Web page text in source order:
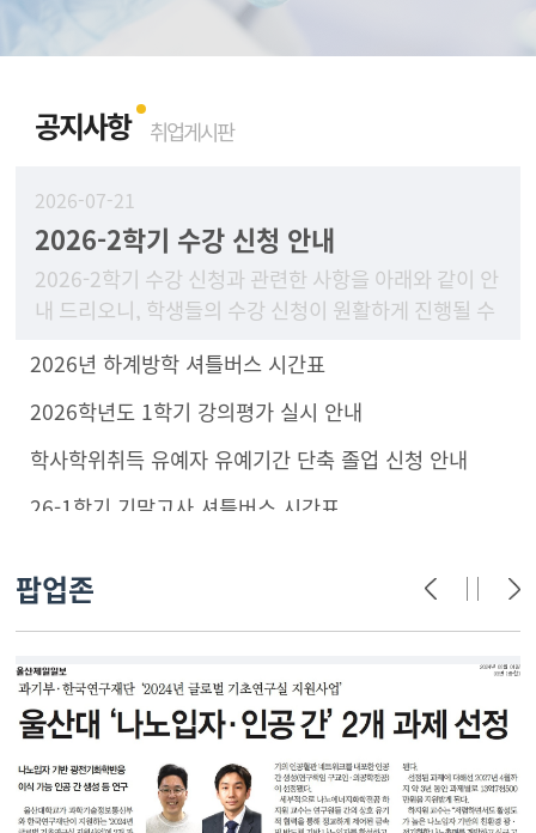
공지사항 취업게시판
2026-07-21
2026-2학기 수강 신청 안내
2026-2학기 수강 신청과 관련한 사항을 아래와 같이 안
내 드리오니, 학생들의 수강 신청이 원활하게 진행될 수
주시기 바랍니
2026년 하계방학 셔틀버스 시간표
2026학년도 1학기 강의평가 실시 안내
학사학위취득 유예자 유예기간 단축 졸업 신청 안내
26-1학기 기말고사 셔틀버스 시간표
팝업존